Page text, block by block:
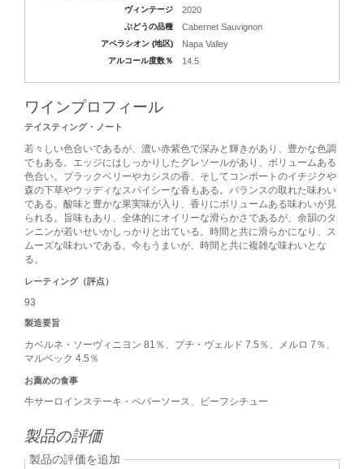
ヴィンテージ 2020
ぶどうの品種 Cabernet Sauvignon
アペラシオン (地区) Napa Valley
アルコール度数％ 14.5
ワインプロフィール
テイスティング・ノート
若々しい色合いであるが、濃い赤紫色で深みと輝きがあり、豊かな色調
でもある。エッジにはしっかりしたグレソールがあり、ボリュームある
色合い。ブラックベリーやカシスの香、そしてコンポートのイチジクや
森の下草やウッディなスパイシーな香もある。バランスの取れた味わい
である。酸味と豊かな果実味が入り、香りにボリュームある味わいが見
られる。旨味もあり、全体的にオイリーな滑らかさであるが、余韻のタ
ンニンが若いせいかしっかりと出ている。時間と共に滑らかになり、ス
ムーズな味わいである。今もうまいが、時間と共に複雑な味わいとな
る。
レーティング（評点）
93
製造要旨
カベルネ・ソーヴィニヨン 81％、プチ・ヴェルド 7.5％、メルロ 7％、
マルベック 4.5％
お薦めの食事
牛サーロインステーキ・ペパーソース、ビーフシチュー
製品の評価
製品の評価を追加